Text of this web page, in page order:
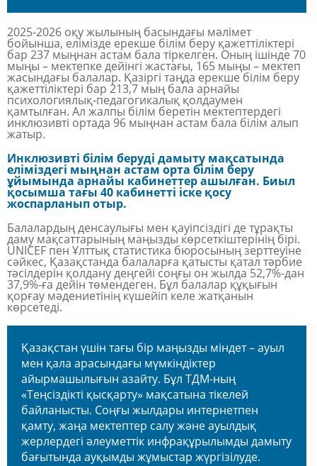
2025-2026 оқу жылының басындағы мәлімет
бойынша, елімізде ерекше білім беру қажеттіліктері
бар 237 мыңнан астам бала тіркелген. Оның ішінде 70
мыңы – мектепке дейінгі жастағы, 165 мыңы – мектеп
жасындағы балалар. Қазіргі таңда ерекше білім беру
қажеттіліктері бар 213,7 мың бала арнайы
психологиялық-педагогикалық қолдаумен
қамтылған. Ал жалпы білім беретін мектептердегі
инклюзивті ортада 96 мыңнан астам бала білім алып
жатыр.
Инклюзивті білім беруді дамыту мақсатында
еліміздегі мыңнан астам орта білім беру
ұйымында арнайы кабинеттер ашылған. Биыл
қосымша тағы 40 кабинетті іске қосу
жоспарланып отыр.
Балалардың денсаулығы мен қауіпсіздігі де тұрақты
даму мақсаттарының маңызды көрсеткіштерінің бірі.
UNICEF пен Ұлттық статистика бюросының зерттеуіне
сәйкес, Қазақстанда балаларға қатысты қатал тәрбие
тәсілдерін қолдану деңгейі соңғы он жылда 52,7%-дан
37,9%-ға дейін төмендеген. Бұл балалар құқығын
қорғау мәдениетінің күшейіп келе жатқанын
көрсетеді.
Қазақстан үшін тағы бір маңызды міндет – ауыл
мен қала арасындағы мүмкіндіктер
айырмашылығын азайту. Бұл ТДМ-ның
«Теңсіздікті қысқарту» мақсатына тікелей
байланысты. Соңғы жылдары интернетпен
қамту, жаңа мектептер салу және ауылдық
жерлердегі әлеуметтік инфрақұрылымды дамыту
бағытында ауқымды жұмыстар жүргізілуде.